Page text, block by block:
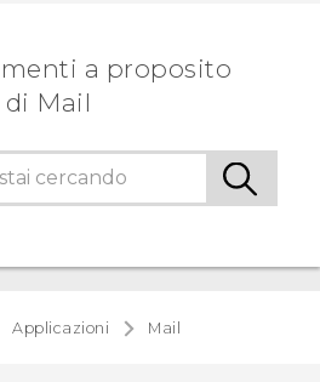
a proposito
di Mail
Applicazioni Mail